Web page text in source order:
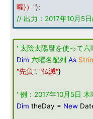
曜}）");
// 出力：2017年10月5日
' 太陰太陽暦を使って六
Dim 六曜名配列 As
"先負", "仏滅"}
' 例：2017年10月5日 木
Dim theDay = New